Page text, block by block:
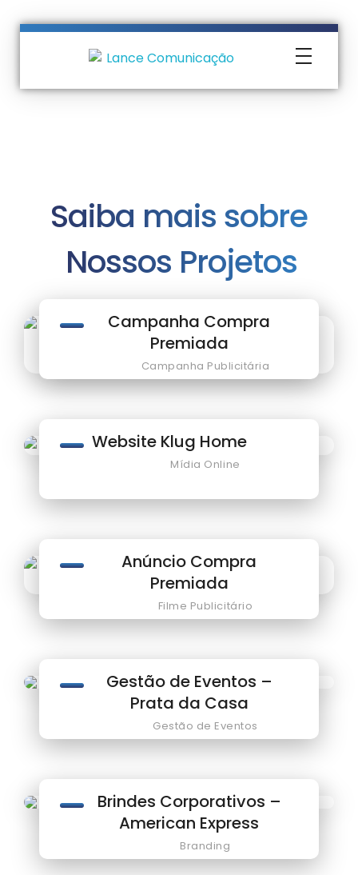
Saiba mais sobre
Nossos Projetos
Campanha Compra
Premiada
Campanha Publicitária
Website Klug Home
Mídia Online
Anúncio Compra
Premiada
Filme Publicitário
Gestão de Eventos –
Prata da Casa
Gestão de Eventos
Brindes Corporativos –
American Express
Branding